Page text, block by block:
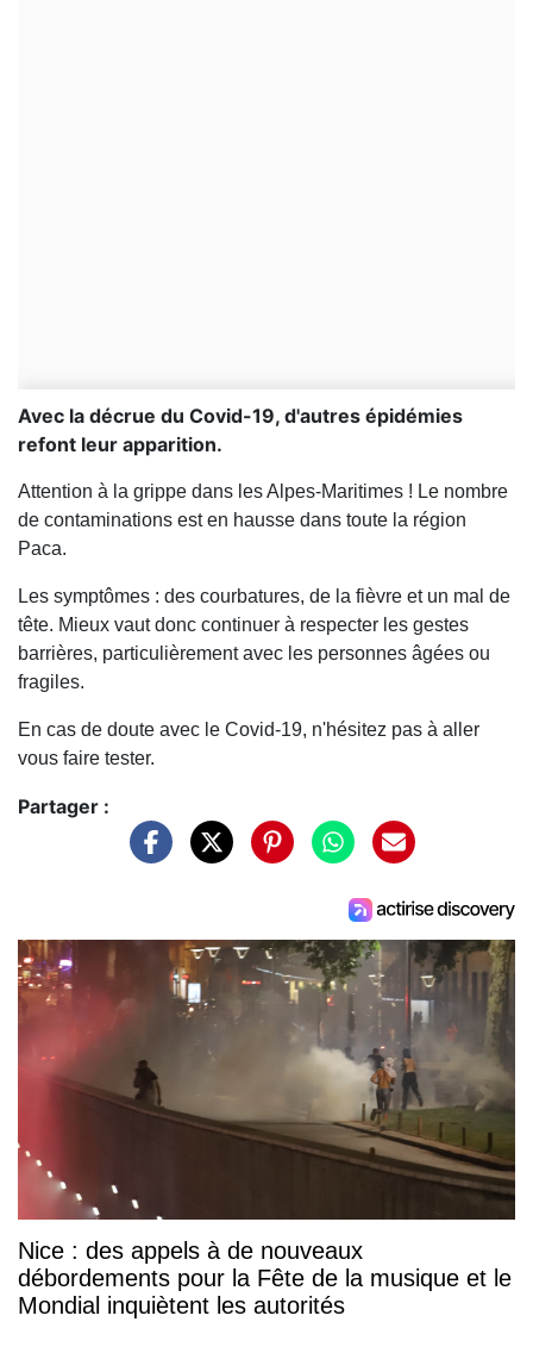
Avec la décrue du Covid-19, d'autres épidémies
refont leur apparition.
Attention à la grippe dans les Alpes-Maritimes ! Le nombre
de contaminations est en hausse dans toute la région
Paca.
Les symptômes : des courbatures, de la fièvre et un mal de
tête. Mieux vaut donc continuer à respecter les gestes
barrières, particulièrement avec les personnes âgées ou
fragiles.
En cas de doute avec le Covid-19, n'hésitez pas à aller
vous faire tester.
Partager :
Nice : des appels à de nouveaux
débordements pour la Fête de la musique et le
Mondial inquiètent les autorités